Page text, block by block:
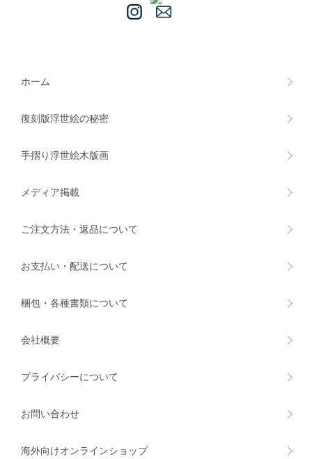
ホーム
復刻版浮世絵の秘密
手摺り浮世絵木版画
メディア掲載
ご注文方法・返品について
お支払い・配送について
梱包・各種書類について
会社概要
プライバシーについて
お問い合わせ
海外向けオンラインショップ